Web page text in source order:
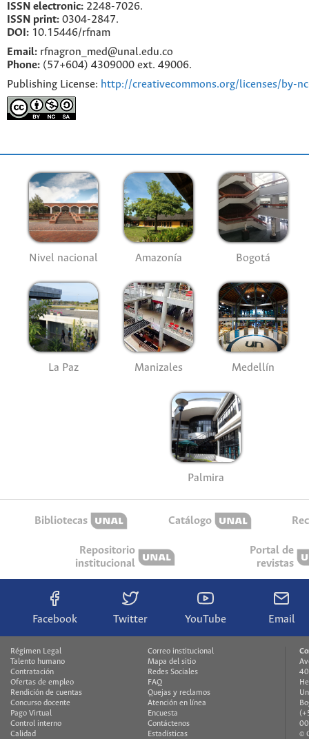
ISSN electronic: 2248-7026.
ISSN print: 0304-2847.
DOI: 10.15446/rfnam
Email: rfnagron_med@unal.edu.co
Phone: (57+604) 4309000 ext. 49006.
Publishing License: http://creativecommons.org/licenses/by-
Nivel nacional Amazonía Bogotá
La Paz Manizales Medellín
Palmira
Bibliotecas Catálogo
Repositorio
institucional
Portal de
revistas
Facebook Twitter YouTube Email
Régimen Legal
Talento humano
Contratación
Ofertas de empleo
Rendición de cuentas
Concurso docente
Pago Virtual
Control interno
Calidad
Correo institucional
Mapa del sitio
Redes Sociales
FAQ
Quejas y reclamos
Atención en línea
Encuesta
Contáctenos
Estadísticas
©